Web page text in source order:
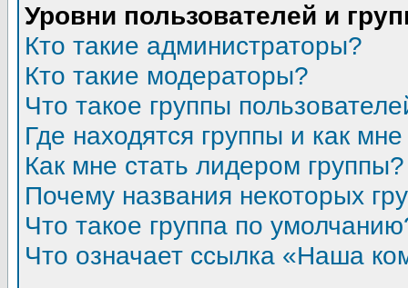
Уровни пользователей и
Кто такие администраторы?
Кто такие модераторы?
Что такое группы
Где находятся группы и как
Как мне стать лидером группы?
Почему названия некоторых
Что такое группа по
Что означает ссылка «Наша